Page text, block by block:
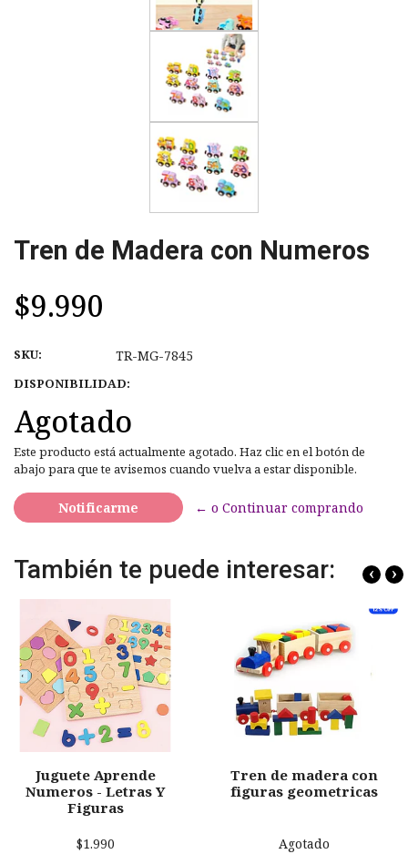
Tren de Madera con Numeros
$9.990
SKU: TR-MG-7845
DISPONIBILIDAD:
Agotado
Este producto está actualmente agotado. Haz clic en el botón de
abajo para que te avisemos cuando vuelva a estar disponible.
Notificarme ← o Continuar comprando
También te puede interesar:
Juguete Aprende
Numeros - Letras Y
Figuras
$1.990
Tren de madera con
figuras geometricas
Agotado
‹ ›